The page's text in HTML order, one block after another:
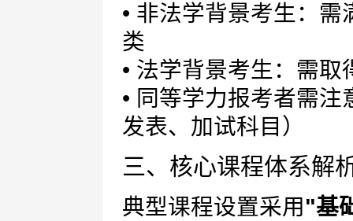
• 非法学背景考生：
类
• 法学背景考生：需
• 同等学力报考者需
发表、加试科目）
三、核心课程体系解
典型课程设置采用 "基